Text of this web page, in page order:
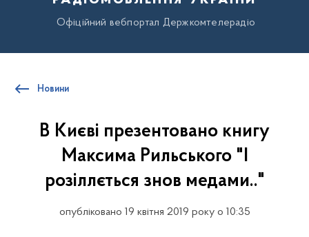
Офіційний вебпортал Держкомтелерадіо
Новини
В Києві презентовано книгу
Максима Рильського "І
розіллється знов медами.."
опубліковано 19 квітня 2019 року о 10:35